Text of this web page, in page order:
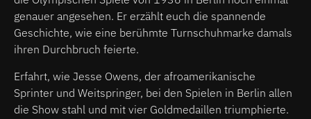
genauer angesehen. Er erzählt euch die spannende
Geschichte, wie eine berühmte Turnschuhmarke damals
ihren Durchbruch feierte.
Erfahrt, wie Jesse Owens, der afroamerikanische
Sprinter und Weitspringer, bei den Spielen in Berlin allen
die Show stahl und mit vier Goldmedaillen triumphierte.